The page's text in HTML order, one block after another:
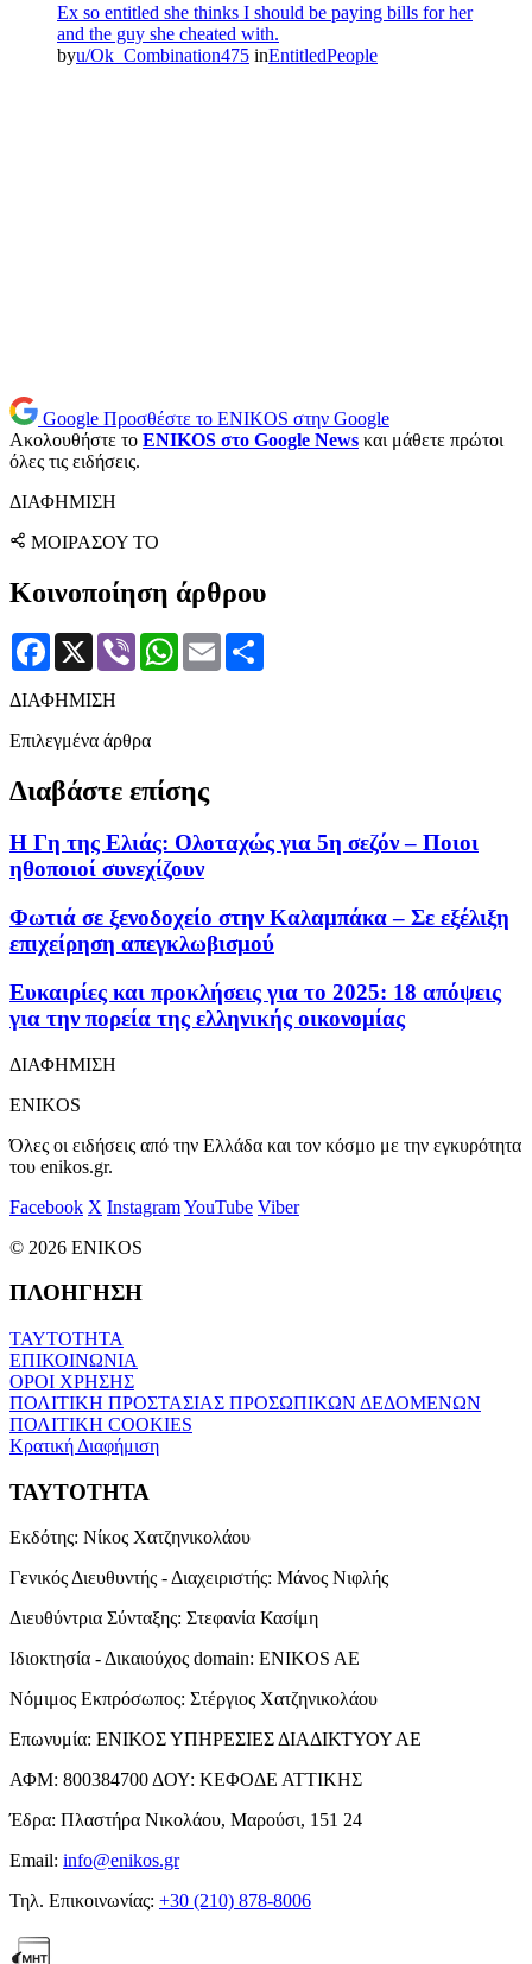
Ex so entitled she thinks I should be paying bills for her
and the guy she cheated with.
byu/Ok_Combination475 inEntitledPeople
Google Προσθέστε το ENIKOS στην Google
Ακολουθήστε το ENIKOS στο Google News και μάθετε πρώτοι
όλες τις ειδήσεις.
ΔΙΑΦΗΜΙΣΗ
ΜΟΙΡΑΣΟΥ ΤΟ
Κοινοποίηση άρθρου
Facebook
X Viber WhatsApp
Email
ΔΙΑΦΗΜΙΣΗ
Επιλεγμένα άρθρα
Διαβάστε επίσης
Η Γη της Ελιάς: Ολοταχώς για 5η σεζόν – Ποιοι
ηθοποιοί συνεχίζουν
Φωτιά σε ξενοδοχείο στην Καλαμπάκα – Σε εξέλιξη
επιχείρηση απεγκλωβισμού
Ευκαιρίες και προκλήσεις για το 2025: 18 απόψεις
για την πορεία της ελληνικής οικονομίας
ΔΙΑΦΗΜΙΣΗ
ENIKOS
Όλες οι ειδήσεις από την Ελλάδα και τον κόσμο με την εγκυρότητα
του enikos.gr.
Facebook X InstagramYouTube Viber
© 2026 ENIKOS
ΠΛΟΗΓΗΣΗ
ΤΑΥΤΟΤΗΤΑ
ΕΠΙΚΟΙΝΩΝΙΑ
ΟΡΟΙ ΧΡΗΣΗΣ
ΠΟΛΙΤΙΚΗ ΠΡΟΣΤΑΣΙΑΣ ΠΡΟΣΩΠΙΚΩΝ ΔΕΔΟΜΕΝΩΝ
ΠΟΛΙΤΙΚΗ COOKIES
Κρατική Διαφήμιση
ΤΑΥΤΟΤΗΤΑ
Εκδότης: Νίκος Χατζηνικολάου
Γενικός Διευθυντής - Διαχειριστής: Μάνος Νιφλής
Διευθύντρια Σύνταξης: Στεφανία Κασίμη
Ιδιοκτησία - Δικαιούχος domain: ENIKOS AE
Νόμιμος Εκπρόσωπος: Στέργιος Χατζηνικολάου
Επωνυμία: ΕΝΙΚΟΣ ΥΠΗΡΕΣΙΕΣ ΔΙΑΔΙΚΤΥΟΥ ΑΕ
ΑΦΜ: 800384700ΔΟΥ: ΚΕΦΟΔΕ ΑΤΤΙΚΗΣ
Έδρα: Πλαστήρα Νικολάου, Μαρούσι, 151 24
Email: info@enikos.gr
Τηλ. Επικοινωνίας: +30 (210) 878-8006